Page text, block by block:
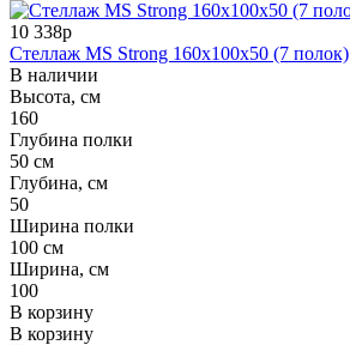
10 338р
Стеллаж MS Strong 160x100x50 (7 полок)
В наличии
Высота, см
160
Глубина полки
50 см
Глубина, см
50
Ширина полки
100 см
Ширина, см
100
В корзину
В корзину